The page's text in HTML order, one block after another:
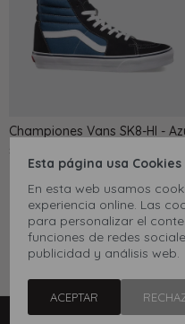
Esta página usa Cookies
En esta web usamos
experiencia online. Las
para personalizar el
funciones de redes
publicidad y análisis web.
ACEPTAR
Championes Vans SK8-HI -